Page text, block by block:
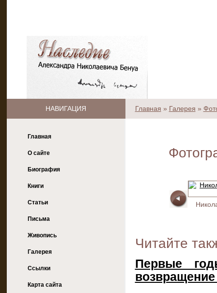
НАВИГАЦИЯ Главная » Галерея »
Читайте
Первые
Главная
О сайте
Биография
Книги
Статьи
Письма
Живопись
Галерея
Ссылки
Карта сайта